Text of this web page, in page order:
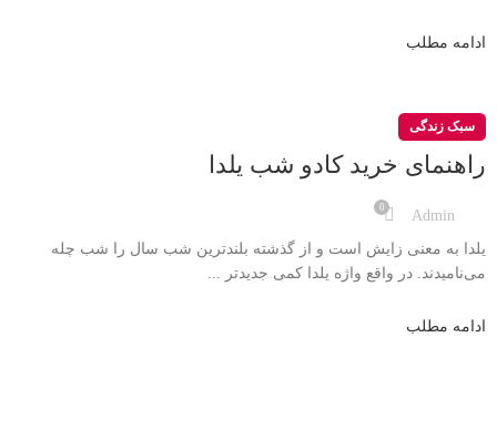
ادامه مطلب
سبک زندگی
راهنمای خرید کادو شب یلدا
Admin
0
یلدا به معنی زایش است و از گذشته بلندترین شب سال را شب چله
می‌نامیدند. در واقع واژه یلدا کمی جدیدتر ...
ادامه مطلب